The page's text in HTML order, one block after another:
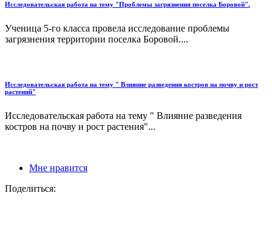
Исследовательская работа на тему "Проблемы загрязнения поселка Боровой".
Ученица 5-го класса провела исследование проблемы
загрязнения территории поселка Боровой....
Исследовательская работа на тему " Влияние разведения костров на почву и рост
растений"
Исследовательская работа на тему " Влияние разведения
костров на почву и рост растения"...
Мне нравится
Поделиться: